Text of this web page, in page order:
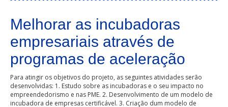
Melhorar as incubadoras
empresariais através de
programas de aceleração
Para atingir os objetivos do projeto, as seguintes atividades serão
desenvolvidas: 1. Estudo sobre as incubadoras e o seu impacto no
empreendedorismo e nas PME. 2. Desenvolvimento de um modelo de
incubadora de empresas certificável. 3. Criação dum modelo de